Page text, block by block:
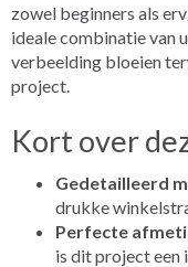
zowel beginners als
ideale combinatie van
verbeelding bloeien
project.
Kort over
Gedetailleerd
drukke
Perfecte
is dit project